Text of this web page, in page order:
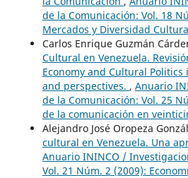
de la Comunicación: Vol. 18
Mercados y Diversidad
Carlos Enrique Guzmán
Cultural en Venezuela.
Economy and Cultural Politics
and perspectives. , Anuario
de la Comunicación: Vol. 25
de la comunicación en
Alejandro José Oropeza
cultural en Venezuela. Una
Anuario ININCO /
Vol. 21 Núm. 2 (2009):